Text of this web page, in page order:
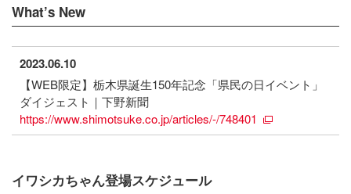
What’s New
2023.06.10
【WEB限定】栃木県誕生150年記念「県民の日イベント」
ダイジェスト｜下野新聞
https://www.shimotsuke.co.jp/articles/-/748401
イワシカちゃん登場スケジュール